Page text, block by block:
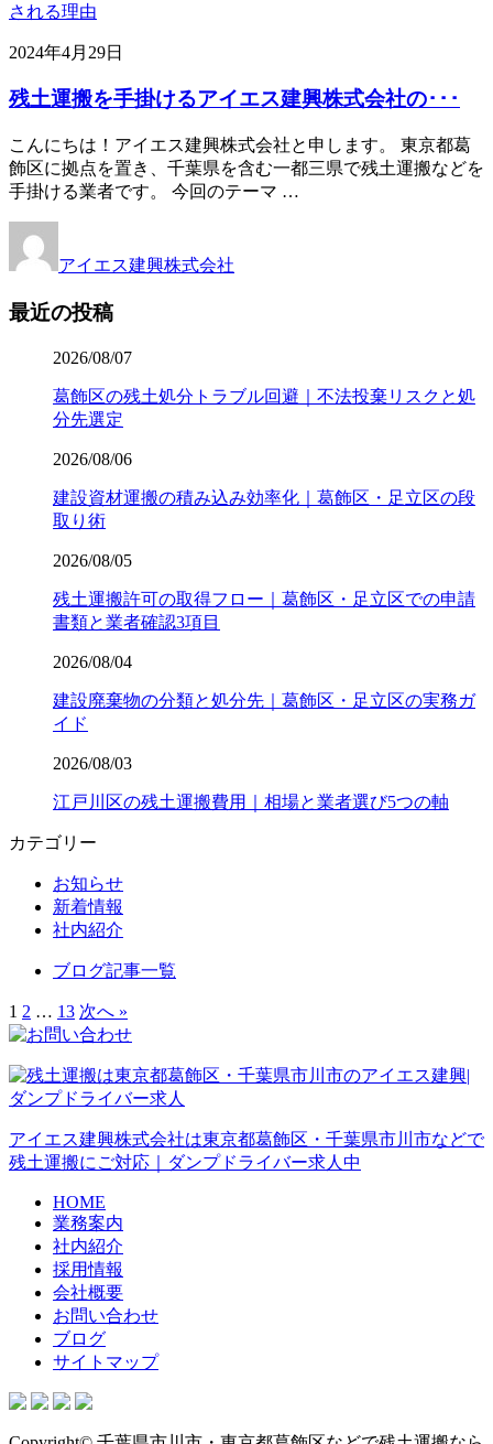
2024年4月29日
残土運搬を手掛けるアイエス建興株式会社の･･･
こんにちは！アイエス建興株式会社と申します。 東京都葛
飾区に拠点を置き、千葉県を含む一都三県で残土運搬などを
手掛ける業者です。 今回のテーマ …
アイエス建興株式会社
最近の投稿
2026/08/07
葛飾区の残土処分トラブル回避｜不法投棄リスクと処
分先選定
2026/08/06
建設資材運搬の積み込み効率化｜葛飾区・足立区の段
取り術
2026/08/05
残土運搬許可の取得フロー｜葛飾区・足立区での申請
書類と業者確認3項目
2026/08/04
建設廃棄物の分類と処分先｜葛飾区・足立区の実務ガ
イド
2026/08/03
江戸川区の残土運搬費用｜相場と業者選び5つの軸
カテゴリー
お知らせ
新着情報
社内紹介
ブログ記事一覧
1 2 … 13 次へ »
アイエス建興株式会社は東京都葛飾区・千葉県市川市などで
残土運搬にご対応｜ダンプドライバー求人中
HOME
業務案内
社内紹介
採用情報
会社概要
お問い合わせ
ブログ
サイトマップ